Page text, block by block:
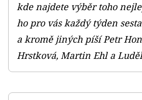
kde najdete výběr toho
ho pro vás každý týden
a kromě jiných píší Petr
Hrstková, Martin Ehl a